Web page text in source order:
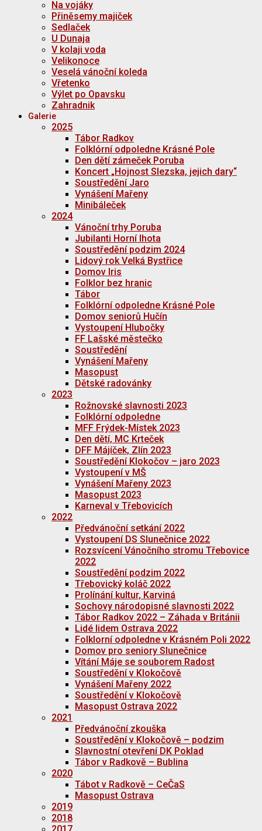
Na vojáky
Přiněsemy majiček
Sedlaček
U Dunaja
V kolaji voda
Velikonoce
Veselá vánoční koleda
Vřetenko
Výlet po Opavsku
Zahradnik
Galerie
2025
Tábor Radkov
Folklórní odpoledne Krásné Pole
Den dětí zámeček Poruba
Koncert „Hojnost Slezska, jejich dary“
Soustředění Jaro
Vynášení Mařeny
Minibáleček
2024
Vánoční trhy Poruba
Jubilanti Horní lhota
Soustředění podzim 2024
Lidový rok Velká Bystřice
Domov Iris
Folklor bez hranic
Tábor
Folklórní odpoledne Krásné Pole
Domov seniorů Hučín
Vystoupení Hlubočky
FF Lašské městečko
Soustředění
Vynášení Mařeny
Masopust
Dětské radovánky
2023
Rožnovské slavnosti 2023
Folklórní odpoledne
MFF Frýdek-Místek 2023
Den dětí, MC Krteček
DFF Májíček, Zlín 2023
Soustředění Klokočov – jaro 2023
Vystoupení v MŠ
Vynášení Mařeny 2023
Masopust 2023
Karneval v Třebovicích
2022
Předvánoční setkání 2022
Vystoupení DS Slunečnice 2022
Rozsvícení Vánočního stromu Třebovice
2022
Soustředění podzim 2022
Třebovický koláč 2022
Prolínání kultur, Karviná
Sochovy národopisné slavnosti 2022
Tábor Radkov 2022 – Záhada v Británii
Lidé lidem Ostrava 2022
Folklorní odpoledne v Krásném Poli 2022
Domov pro seniory Slunečnice
Vítání Máje se souborem Radost
Soustředění v Klokočově
Vynášení Mařeny 2022
Soustředění v Klokočově
Masopust Ostrava 2022
2021
Předvánoční zkouška
Soustředění v Klokočově – podzim
Slavnostní otevření DK Poklad
Tábor v Radkově – Bublina
2020
Tábot v Radkově – CeČaS
Masopust Ostrava
2019
2018